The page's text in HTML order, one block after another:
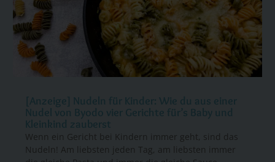
[Anzeige] Nudeln für Kinder: Wie du aus einer
Nudel von Byodo vier Gerichte für’s Baby und
Kleinkind zauberst
Wenn ein Gericht bei Kindern immer geht, sind das
Nudeln! Am liebsten jeden Tag, am liebsten immer